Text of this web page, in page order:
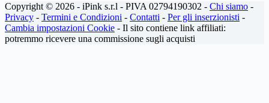
commenti
Copyright © 2026 - iPink s.r.l - PIVA 02794190302 - Chi siamo -
Privacy - Termini e Condizioni - Contatti - Per gli inserzionisti -
Cambia impostazioni Cookie - Il sito contiene link affiliati:
potremmo ricevere una commissione sugli acquisti